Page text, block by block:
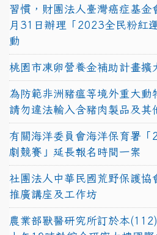
習慣，財團法人臺灣癌症基
月31日辦理「2023全民粉紅
動
桃園市凍卵營養金補助計畫擴
為防範非洲豬瘟等境外重大動
請勿違法輸入含豬肉製品及其
有關海洋委員會海洋保育署
劇競賽」延長報名時間一案
社團法人中華民國荒野保護協
推廣講座及工作坊
農業部獸醫研究所訂於本